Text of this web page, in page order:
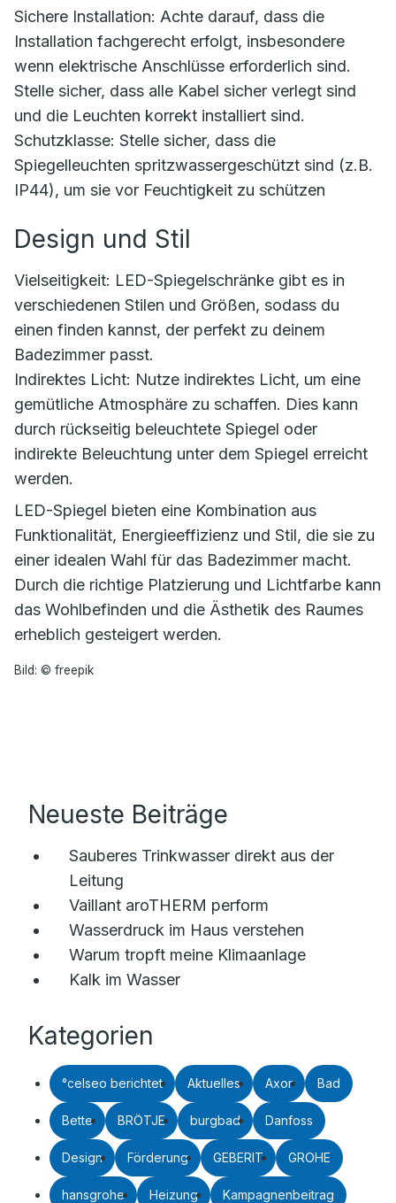
Sichere Installation: Achte darauf, dass die
Installation fachgerecht erfolgt, insbesondere
wenn elektrische Anschlüsse erforderlich sind.
Stelle sicher, dass alle Kabel sicher verlegt sind
und die Leuchten korrekt installiert sind.
Schutzklasse: Stelle sicher, dass die
Spiegelleuchten spritzwassergeschützt sind (z.B.
IP44), um sie vor Feuchtigkeit zu schützen
Design und Stil
Vielseitigkeit: LED-Spiegelschränke gibt es in
verschiedenen Stilen und Größen, sodass du
einen finden kannst, der perfekt zu deinem
Badezimmer passt.
Indirektes Licht: Nutze indirektes Licht, um eine
gemütliche Atmosphäre zu schaffen. Dies kann
durch rückseitig beleuchtete Spiegel oder
indirekte Beleuchtung unter dem Spiegel erreicht
werden.
LED-Spiegel bieten eine Kombination aus
Funktionalität, Energieeffizienz und Stil, die sie zu
einer idealen Wahl für das Badezimmer macht.
Durch die richtige Platzierung und Lichtfarbe kann
das Wohlbefinden und die Ästhetik des Raumes
erheblich gesteigert werden.
Bild: © freepik
Neueste Beiträge
Sauberes Trinkwasser direkt aus der
Leitung
Vaillant aroTHERM perform
Wasserdruck im Haus verstehen
Warum tropft meine Klimaanlage
Kalk im Wasser
Kategorien
°celseo berichtet Aktuelles Axor Bad
Bette BRÖTJE burgbad Danfoss
Design Förderung GEBERIT GROHE
hansgrohe Heizung Kampagnenbeitrag